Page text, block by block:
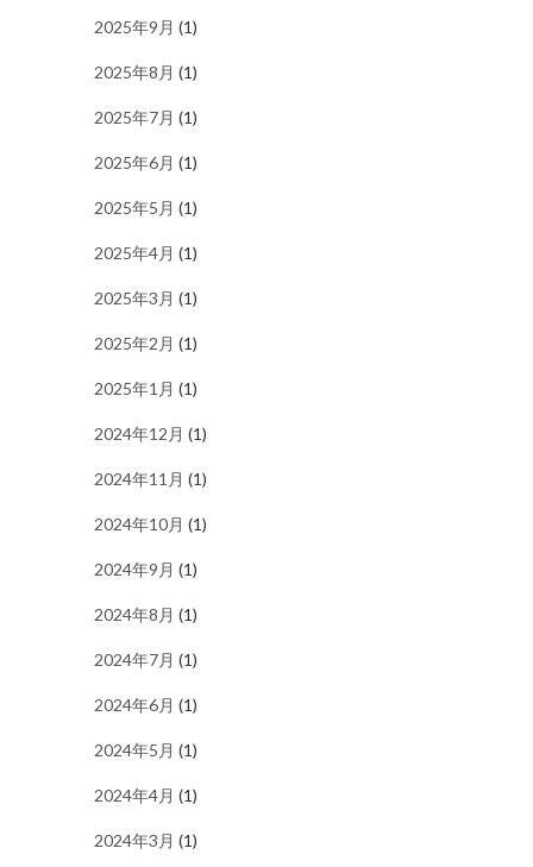
2025年9月 (1)
2025年8月 (1)
2025年7月 (1)
2025年6月 (1)
2025年5月 (1)
2025年4月 (1)
2025年3月 (1)
2025年2月 (1)
2025年1月 (1)
2024年12月 (1)
2024年11月 (1)
2024年10月 (1)
2024年9月 (1)
2024年8月 (1)
2024年7月 (1)
2024年6月 (1)
2024年5月 (1)
2024年4月 (1)
2024年3月 (1)